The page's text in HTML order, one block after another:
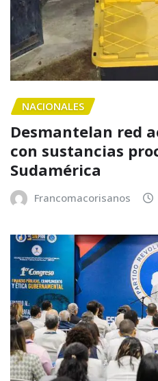
NACIONALES
Desmantelan red
con sustancias
Sudamérica
Francomacorisanos